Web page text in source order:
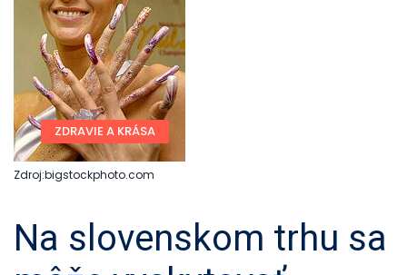
ZDRAVIE A KRÁSA
Zdroj:bigstockphoto.com
Na slovenskom trhu sa